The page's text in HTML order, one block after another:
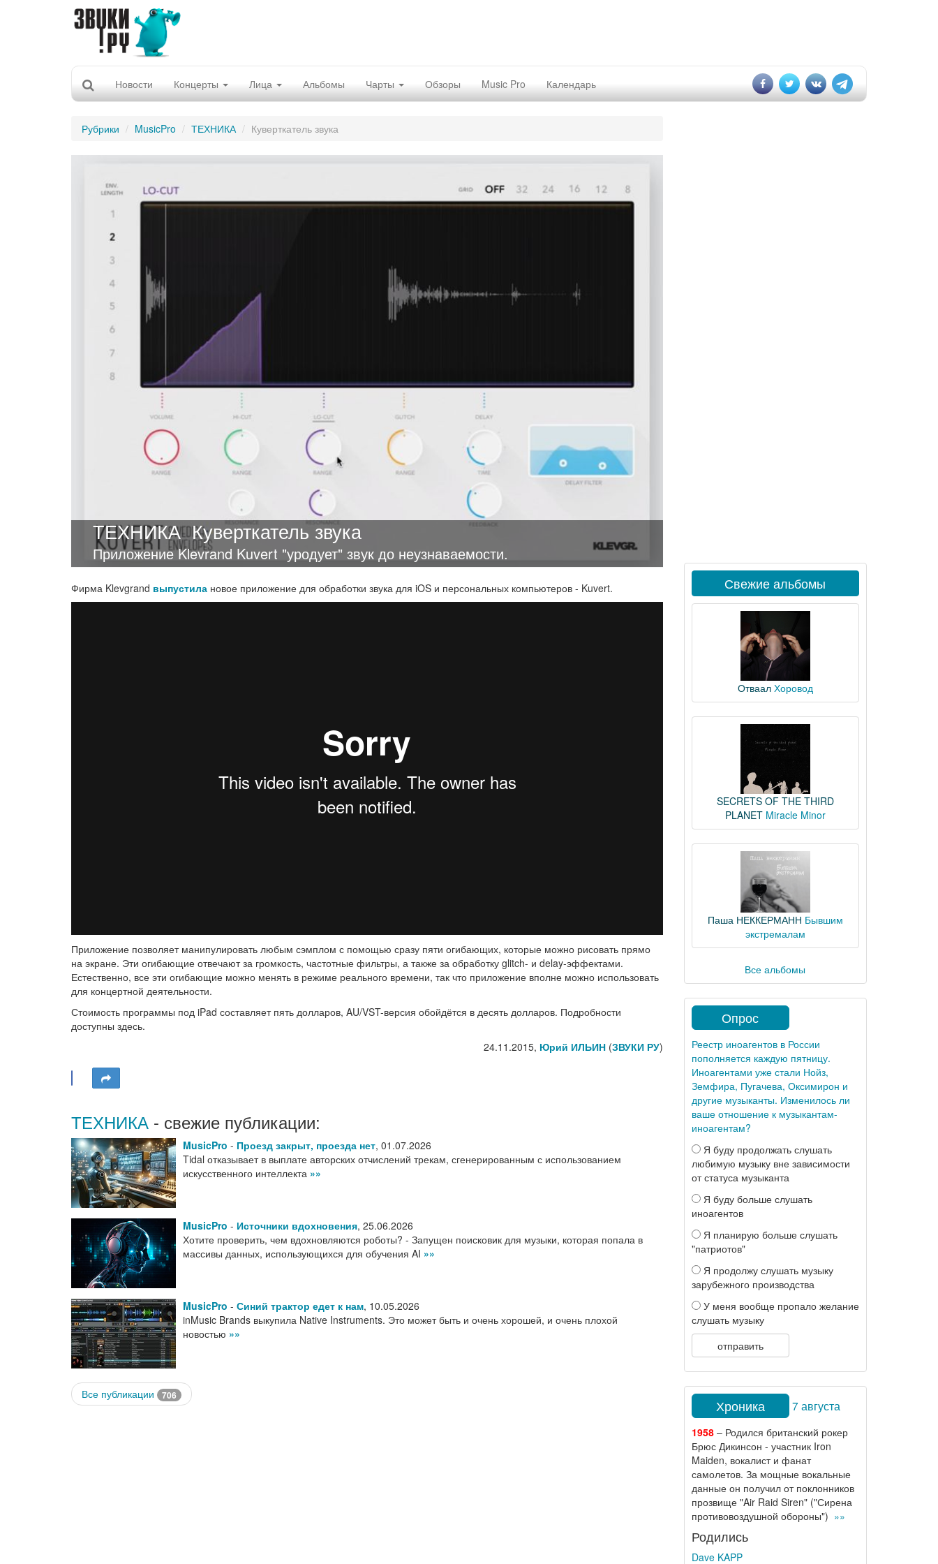
Новости Концерты Лица Альбомы Чарты Обзоры Music Pro Календарь
Рубрики MusicPro ТЕХНИКА Куверткатель звука
ТЕХНИКА Куверткатель звука
Приложение Klevrand Kuvert "уродует" звук до неузнаваемости.
Фирма Klevgrand выпустила новое приложение для обработки звука для iOS и персональных компьютеров - Kuvert.
Приложение позволяет манипулировать любым сэмплом с помощью сразу пяти огибающих, которые можно рисовать прямо
на экране. Эти огибающие отвечают за громкость, частотные фильтры, а также за обработку glitch- и delay-эффектами.
Естественно, все эти огибающие можно менять в режиме реального времени, так что приложение вполне можно использовать
для концертной деятельности.
Стоимость программы под iPad составляет пять долларов, AU/VST-версия обойдётся в десять долларов. Подробности
доступны здесь.
24.11.2015, Юрий ИЛЬИН(ЗВУКИ РУ)
ТЕХНИКА - свежие публикации:
MusicPro - Проезд закрыт, проезда нет, 01.07.2026
Tidal отказывает в выплате авторских отчислений трекам, сгенерированным с использованием
искусственного интеллекта »»
MusicPro - Источники вдохновения, 25.06.2026
Хотите проверить, чем вдохновляются роботы? - Запущен поисковик для музыки, которая попала в
массивы данных, использующихся для обучения AI »»
MusicPro - Синий трактор едет к нам, 10.05.2026
inMusic Brands выкупила Native Instruments. Это может быть и очень хорошей, и очень плохой
новостью »»
Все публикации 706
Свежие альбомы
Отваал Хоровод
SECRETS OF THE THIRD
PLANET Miracle Minor
Паша НЕККЕРМАНН Бывшим
экстремалам
Все альбомы
Опрос
Реестр иноагентов в России
пополняется каждую пятницу.
Иноагентами уже стали Нойз,
Земфира, Пугачева, Оксимирон и
другие музыканты. Изменилось ли
ваше отношение к музыкантам-
иноагентам?
Я буду продолжать слушать
любимую музыку вне зависимости
от статуса музыканта
Я буду больше слушать
иноагентов
Я планирую больше слушать
"патриотов"
Я продолжу слушать музыку
зарубежного производства
У меня вообще пропало желание
слушать музыку
отправить
Хроника 7 августа
1958– Родился британский рокер
Брюс Дикинсон - участник Iron
Maiden, вокалист и фанат
самолетов. За мощные вокальные
данные он получил от поклонников
прозвище "Air Raid Siren" ("Сирена
противовоздушной обороны") »»
Родились
Dave KAPP